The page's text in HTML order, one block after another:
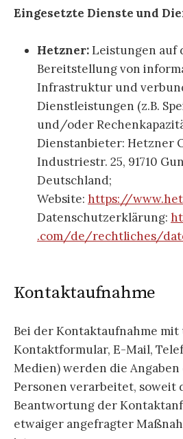
Eingesetzte Dienste und
Hetzner:Leistungen auf
Bereitstellung von
Infrastruktur und
Dienstleistungen (z.B.
und/oder
Dienstanbieter: Hetzner
Industriestr. 25, 91710
Deutschland;
Website: https://
Datenschutzerklärung:
.com/de/rechtliches/
Kontaktaufnahme
Bei der Kontaktaufnahme mit
Kontaktformular, E-Mail,
Medien) werden die
Personen verarbeitet, soweit
Beantwortung der
etwaiger angefragter